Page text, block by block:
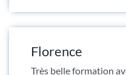
Florence
Très belle formation